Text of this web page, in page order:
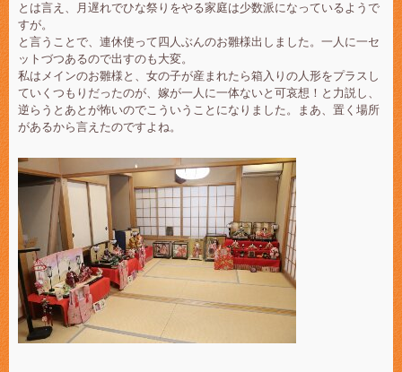
とは言え、月遅れでひな祭りをやる家庭は少数派になっているようで
すが。
と言うことで、連休使って四人ぶんのお雛様出しました。一人に一セ
ットづつあるので出すのも大変。
私はメインのお雛様と、女の子が産まれたら箱入りの人形をプラスし
ていくつもりだったのが、嫁が一人に一体ないと可哀想！と力説し、
逆らうとあとが怖いのでこういうことになりました。まあ、置く場所
があるから言えたのですよね。